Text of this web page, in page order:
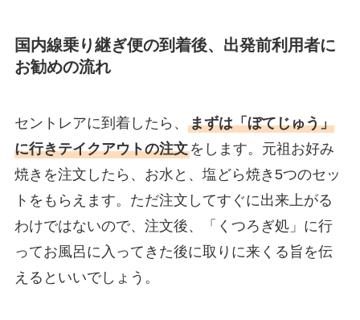
国内線乗り継ぎ便の到着後、出発前利用者に
お勧めの流れ
セントレアに到着したら、 まずは「ぼてじゅう」
に行きテイクアウトの注文をします。元祖お好み
焼きを注文したら、お水と、塩どら焼き5つのセッ
トをもらえます。ただ注文してすぐに出来上がる
わけではないので、注文後、「くつろぎ処」に行
ってお風呂に入ってきた後に取りに来くる旨を伝
えるといいでしょう。